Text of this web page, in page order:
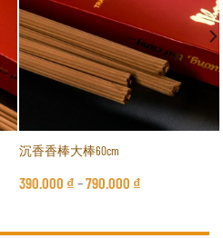
沉香香棒大棒60cm
390.000 ₫ –790.000 ₫